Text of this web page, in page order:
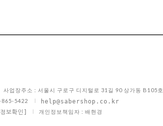
사업장주소 : 서울시 구로구 디지털로 31길 90 상가동 B105호
865-5422 help@sabershop.co.kr
보확인]
개인정보책임자 : 배현경